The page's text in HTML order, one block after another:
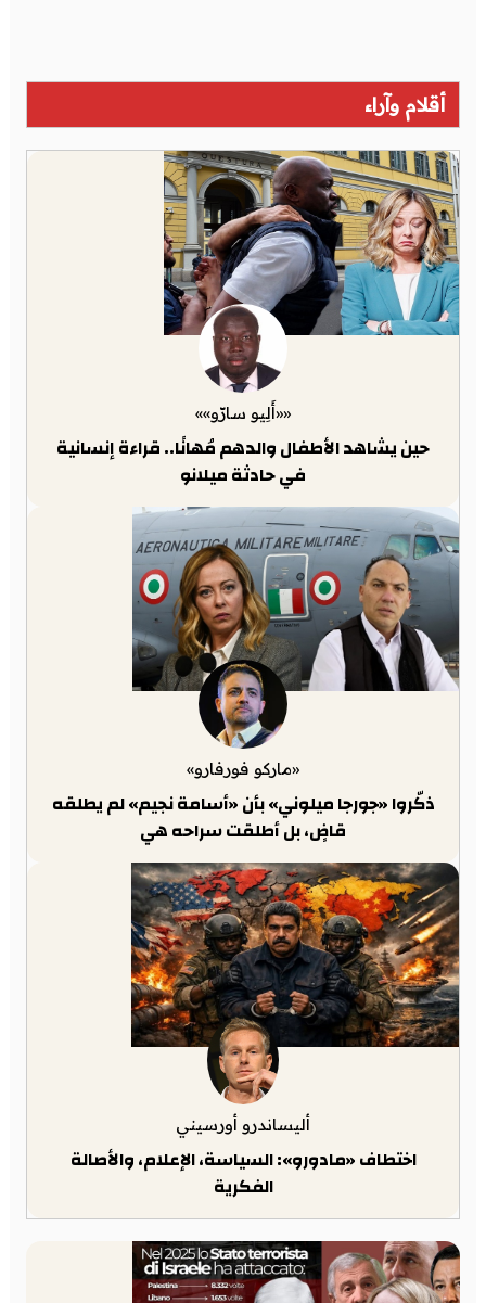
أقلام وآراء
««أَلِيو سارّو»»
حين يشاهد الأطفال والدهم مُهانًا.. قراءة إنسانية
في حادثة ميلانو
«ماركو فورفارو»
ذكّروا «جورجا ميلوني» بأن «أسامة نجيم» لم يطلقه
قاضٍ، بل أطلقت سراحه هي
أليساندرو أورسيني
اختطاف «مادورو»: السياسة، الإعلام، والأصالة
الفكرية